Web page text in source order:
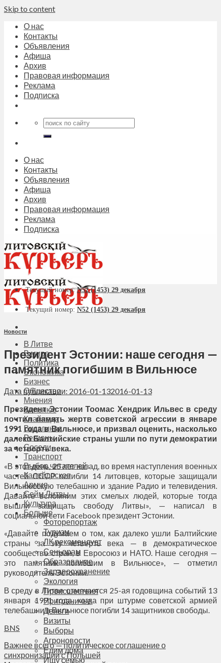
Skip to content
О нас
Контакты
Объявления
Афиша
Архив
Правовая информация
Реклама
Подписка
О нас
Контакты
Объявления
Афиша
Архив
Правовая информация
Реклама
Подписка
В Литве
В мире
Политика
Экономика
Бизнес
Общество
Мнения
Вильнюс
Клайпеда
Висагинас
Регионы
Соседи
Транспорт
Выбор читателей
Калейдоскоп
Армия
Сейм Литвы
Культура
Больше
Фоторепортаж
Туризм
ЛК рекомендует
Сеньорам
Образование
Здравоохранение
Экология
Происшествия
Приграничье
Деньги
Визиты
Выборы
Агроновости
Едим дома
Ищу семью
Текущий номер:N52 (1453) 29 декабря
Текущий номер: N52 (1453) 29 декабря
Новости
Президент Эстонии: наше сегодня —
памятник погибшим в Вильнюсе
Дата публикации: 2016-01-132016-01-13
Президент Эстонии Тоомас Хендрик Ильвес в среду
почтил память жертв советской агрессии в январе
1991 года в Вильнюсе, и призвал оценить, насколько
далеко Балтийские страны ушли по пути демократии
за четверть века.
«В этот день, 25 лет назад, во время наступления военных
частей СССР погибли 14 литовцев, которые защищали
Вильнюсскую телебашню и здание Радио и телевидения.
Давайте вспомним этих смелых людей, которые тогда
вышли защищать свободу Литвы», — написал в
социальной сети Facebook президент Эстонии.
«Давайте подумаем о том, как далеко ушли Балтийские
страны за эту четверть века — в демократическое
сообщество стран, в Евросоюз и НАТО. Наше сегодня —
это памятник погибшим в Вильнюсе», — отметил
руководитель Эстонии.
В среду в Литве отмечается 25-ая годовщина событий 13
января 1991 года, когда при штурме советской армией
телебашни в Вильнюсе погибли 14 защитников свободы.
BNS
Важнее всего — политическое соглашение о
синхронизации с Польшей